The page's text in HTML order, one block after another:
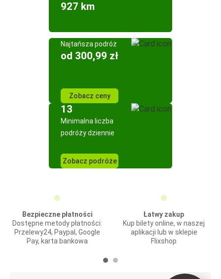
927 km
Najtańsza podróż
od 300,99 zł
Zobacz ceny
13
Minimalna liczba
podróży dziennie
Zobacz podróże
Bezpieczne płatności
Dostępne metody płatności:
Przelewy24, Paypal, Google
Pay, karta bankowa
Łatwy zakup
Kup bilety online, w naszej
aplikacji lub w sklepie
Flixshop